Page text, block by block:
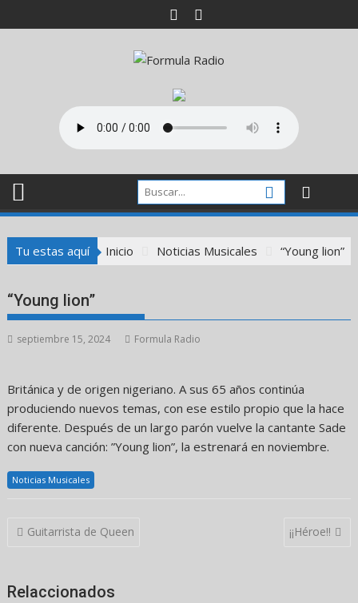
al
Tu estas aquí Inicio Noticias Musicales “Young lion”
“Young lion”
septiembre 15, 2024 Formula Radio
Británica y de origen nigeriano. A sus 65 años continúa
produciendo nuevos temas, con ese estilo propio que la hace
diferente. Después de un largo parón vuelve la cantante Sade
con nueva canción: ”Young lion”, la estrenará en noviembre.
Noticias Musicales
Navegación
Guitarrista de Queen ¡¡Héroe!!
Relaccionados